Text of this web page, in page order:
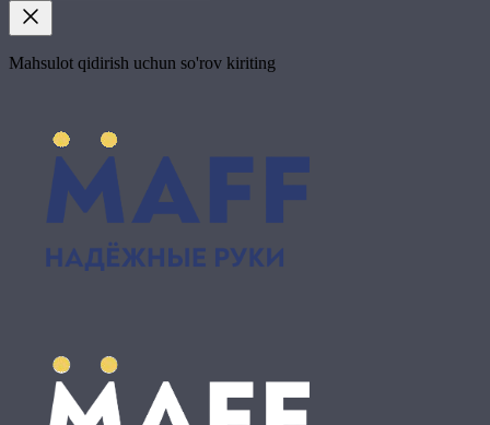
Mahsulot qidirish uchun so'rov kiriting